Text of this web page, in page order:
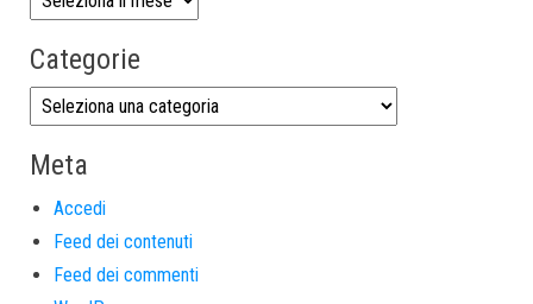
Categorie
Meta
Accedi
Feed dei contenuti
Feed dei commenti